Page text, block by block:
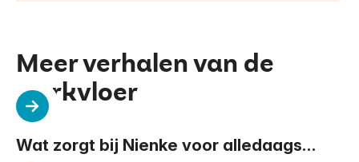
Meer verhalen van de
werkvloer
Wat zorgt bij Nienke voor alledaags